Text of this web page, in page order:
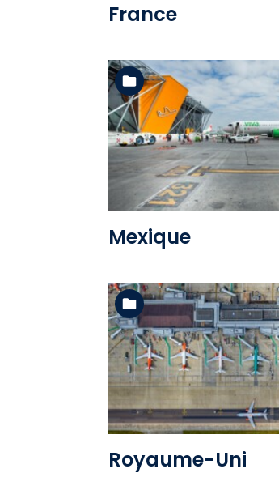
France
Voir
Mexique
Voir
Royaume-Uni